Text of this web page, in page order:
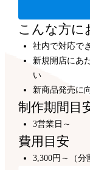
こんな方に
社内で対応で
新規開店にあ
い
新商品発売に
制作期間目
3営業日～
費用目安
3,300円～（分